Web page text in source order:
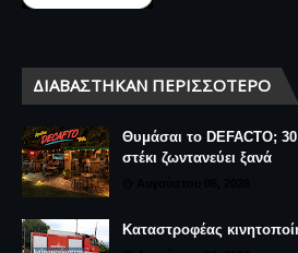
ΔΙΑΒΆΣΤΗΚΑΝ ΠΕΡΙΣΣΌΤΕΡΟ
Θυμάσαι το DEFACTO;
στέκι ζωντανεύει ξανά
Καταστροφέας